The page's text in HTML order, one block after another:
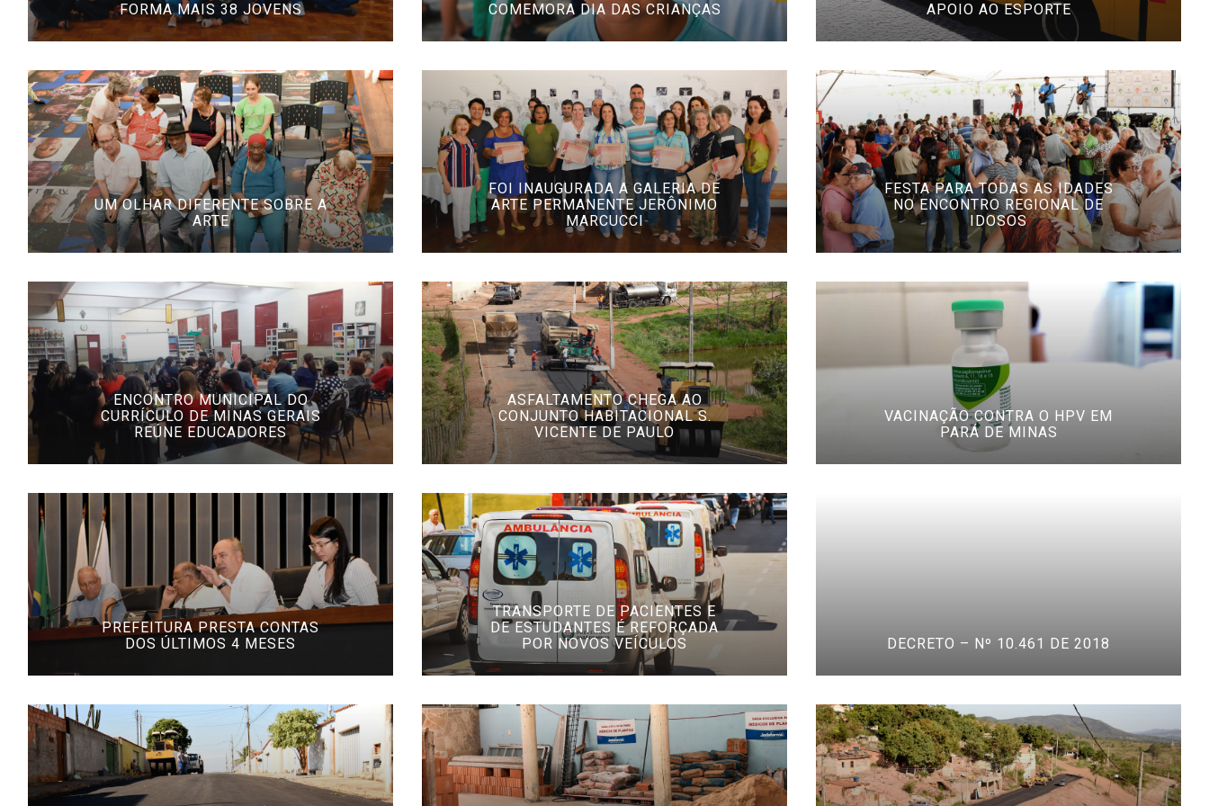
FORMA MAIS 38 JOVENS
COMEMORA DIA DAS CRIANÇAS
APOIO AO ESPORTE
UM OLHAR DIFERENTE SOBRE A
ARTE
FOI INAUGURADA A GALERIA DE
ARTE PERMANENTE JERÔNIMO
MARCUCCI
FESTA PARA TODAS AS IDADES
NO ENCONTRO REGIONAL DE
IDOSOS
ENCONTRO MUNICIPAL DO
CURRÍCULO DE MINAS GERAIS
REÚNE EDUCADORES
ASFALTAMENTO CHEGA AO
CONJUNTO HABITACIONAL S.
VICENTE DE PAULO
VACINAÇÃO CONTRA O HPV EM
PARÁ DE MINAS
PREFEITURA PRESTA CONTAS
DOS ÚLTIMOS 4 MESES
TRANSPORTE DE PACIENTES E
DE ESTUDANTES É REFORÇADA
POR NOVOS VEÍCULOS
DECRETO – Nº 10.461 DE 2018